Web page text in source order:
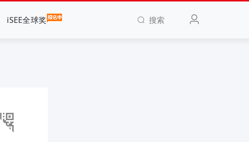
iSEE全球奖 搜索